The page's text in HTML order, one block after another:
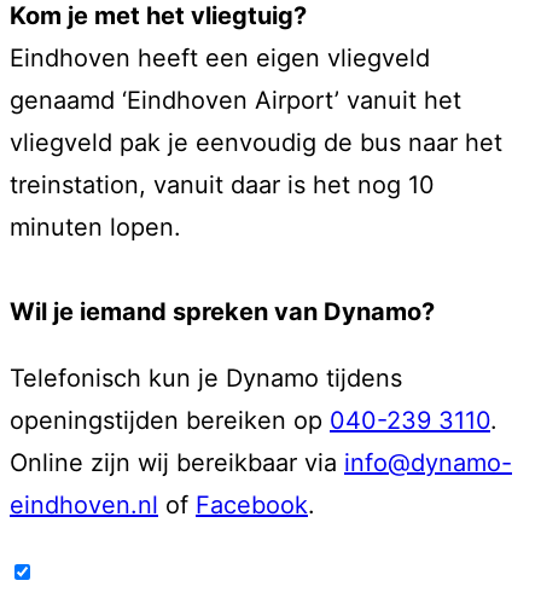
Kom je met het vliegtuig?
Eindhoven heeft een eigen vliegveld
genaamd ‘Eindhoven Airport’ vanuit het
vliegveld pak je eenvoudig de bus naar het
treinstation, vanuit daar is het nog 10
minuten lopen.
Wil je iemand spreken van Dynamo?
Telefonisch kun je Dynamo tijdens
openingstijden bereiken op 040-239 3110.
Online zijn wij bereikbaar via info@dynamo-
eindhoven.nl of Facebook.